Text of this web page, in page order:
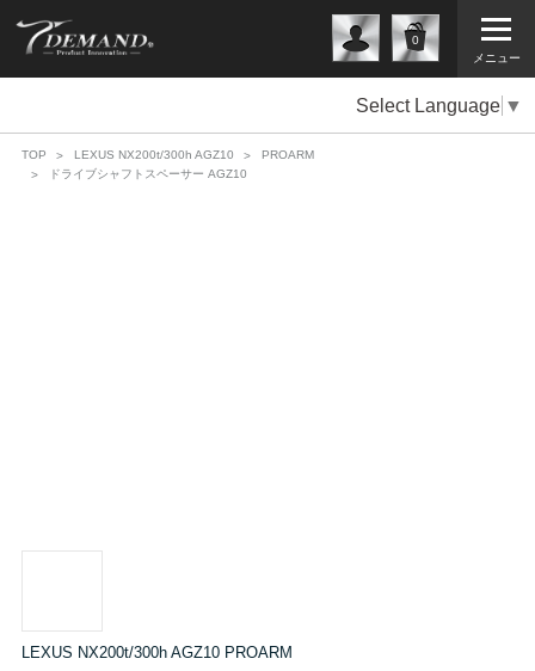
メニュー
0
Select Language ▼
TOP LEXUS NX200t/300h AGZ10
PROARM
ドライブシャフトスペーサー AGZ10
LEXUS NX200t/300h AGZ10 PROARM